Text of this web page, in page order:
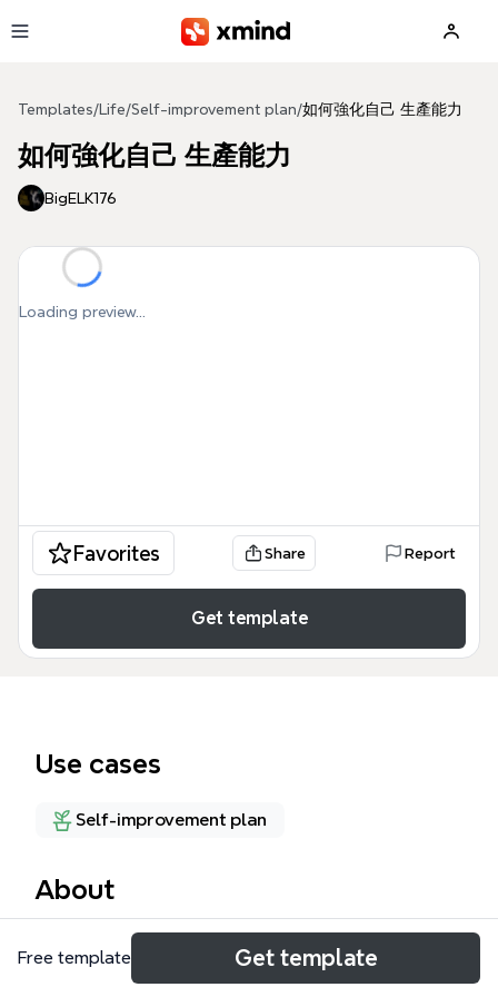
Templates/ Life/Self-improvement plan/如何強化自己 生產能力
如何強化自己 生產能力
BigELK176
Loading preview...
Favorites Share Report
Get template
Use cases
Self-improvement plan
About
如何強化自己 生產能力 mind map 模板是一个包含 47
个知识节点的个人效能提升指南，旨在通过系统化的实
Free template Get template